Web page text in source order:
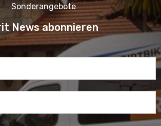
Sonderangebote
News abonnieren